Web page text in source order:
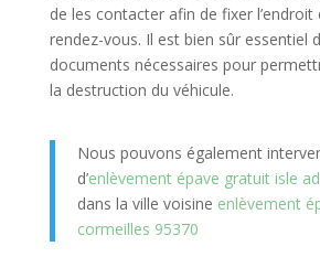
de les contacter afin de fixer l’endroit
rendez-vous. Il est bien sûr essentiel
documents nécessaires pour
la destruction du véhicule.
Nous pouvons également
d’enlèvement épave gratuit isle
dans la ville voisine enlèvement
cormeilles 95370